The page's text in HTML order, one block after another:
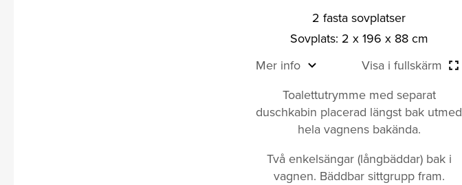
2 fasta sovplatser
Sovplats: 2 x 196 x 88 cm
Mer info
Visa i fullskärm
Toalettutrymme med separat
duschkabin placerad längst bak utmed
hela vagnens bakända.
Två enkelsängar (långbäddar) bak i
vagnen. Bäddbar sittgrupp fram.